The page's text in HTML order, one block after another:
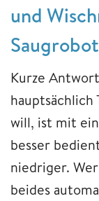
und
Kurze
hauptsächlich
will, ist mit
besser
niedriger.
beides